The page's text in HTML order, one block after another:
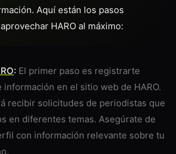
Aquí están los pasos
HARO al máximo:
: El primer paso es registrarte
información en el sitio web de HARO.
recibir solicitudes de periodistas que
en diferentes temas. Asegúrate de
con información relevante sobre tu